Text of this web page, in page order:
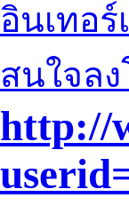
อินเทอร์
สนใจล
http://